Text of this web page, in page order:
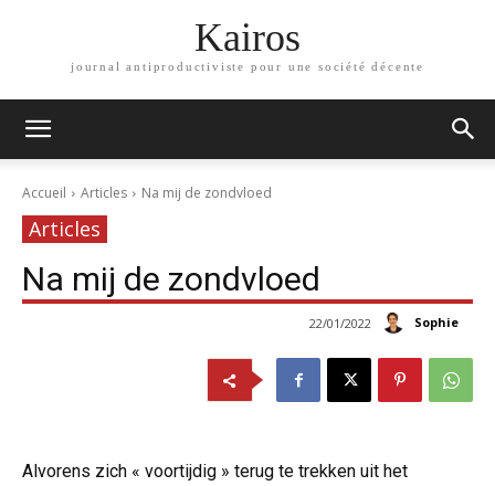
Kairos
journal antiproductiviste pour une société décente
Accueil Articles Na mij de zondvloed
Articles
Na mij de zondvloed
Sophie
22/01/2022
Alvorens zich « voortijdig » terug te trekken uit het